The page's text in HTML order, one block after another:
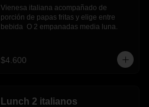
Vienesa italiana acompañado de
porción de papas fritas y elige entre
bebida  O 2 empanadas media luna.
$4.600
Lunch 2 italianos